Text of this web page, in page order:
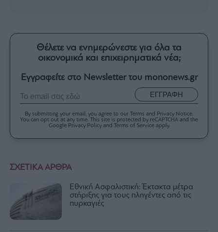
Θέλετε να ενημερώνεστε για όλα τα
οικονομικά και επιχειρηματικά νέα;
Εγγραφείτε στο Newsletter του mononews.gr
ΕΓΓΡΑΦΗ
By submitting your email, you agree to our Terms and Privacy Notice.
You can opt out at any time. This site is protected by reCAPTCHA and the
Google Privacy Policy and Terms of Service apply.
ΣΧΕΤΙΚΑ ΑΡΘΡΑ
Εθνική Ασφαλιστική: Έκτακτα μέτρα
στήριξης για τους πληγέντες από τις
πυρκαγιές